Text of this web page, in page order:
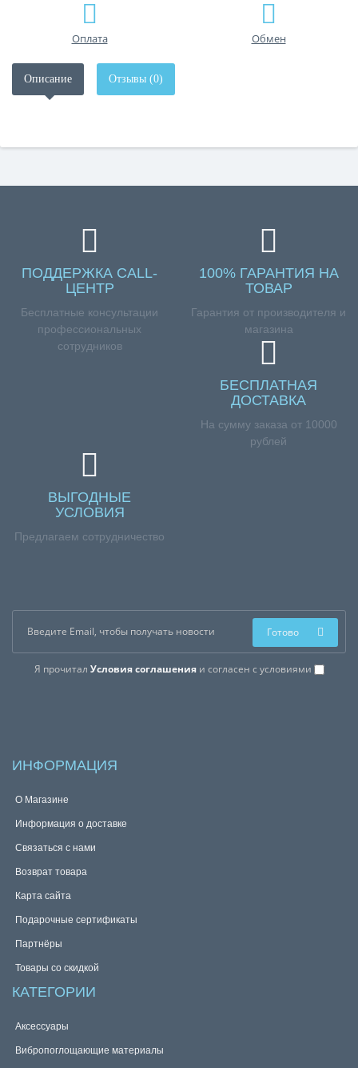
Оплата Обмен
Описание Отзывы (0)
ПОДДЕРЖКА CALL-
ЦЕНТР
Бесплатные консультации
профессиональных
сотрудников
100% ГАРАНТИЯ НА
ТОВАР
Гарантия от производителя и
магазина
БЕСПЛАТНАЯ
ДОСТАВКА
На сумму заказа от 10000
рублей
ВЫГОДНЫЕ
УСЛОВИЯ
Предлагаем сотрудничество
Я прочитал Условия соглашенияи согласен с условиями
Готово
ИНФОРМАЦИЯ
О Магазине
Информация о доставке
Связаться с нами
Возврат товара
Карта сайта
Подарочные сертификаты
Партнёры
Товары со скидкой
КАТЕГОРИИ
Аксессуары
Вибропоглощающие материалы